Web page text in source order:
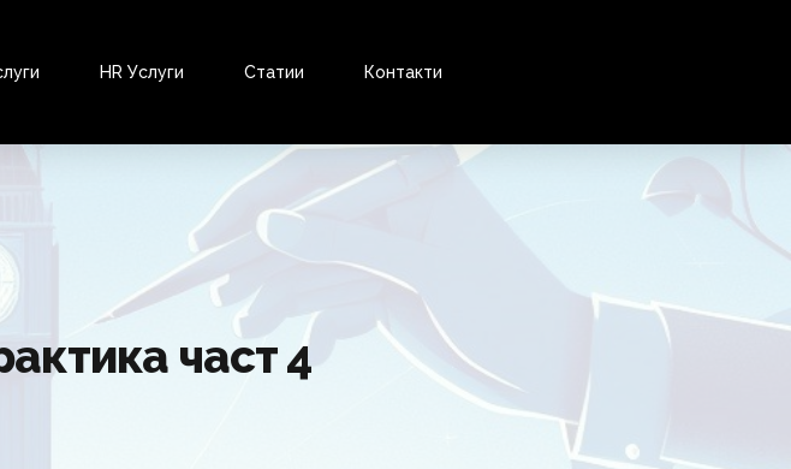
HR Услуги Статии Контакти
част 4